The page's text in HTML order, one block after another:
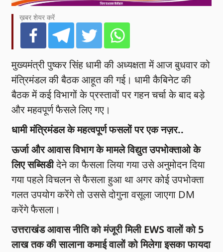
ख़बर शेयर करें
मुख्यमंत्री पुष्कर सिंह धामी की अध्यक्षता में आज बुधवार को
मंत्रिमंडल की बैठक आहूत की गई। धामी कैबिनेट की
बैठक में कई विभागों के प्रस्तावों पर गहन चर्चा के बाद बड़े
और महवपूर्ण फैसले लिए गए।
धामी मंत्रिमंडल के महत्वपूर्ण फसलों पर एक नज़र..
ऊर्जा और आवास विभाग के मामले विद्युत उपभोक्ताओ के
लिए सब्सिडीदेने का फैसला लिया गया उसे अनुमोदन दिया
गया पहले विचलन से फैसला हुआ था अगर कोई उपभोक्ता
गलत उपयोग करेंगे तो उससे दोगुना वसूला जाएगा DM
करेंगे फैसला।
उत्तराखंड आवास नीति को मंजूरी मिली EWS वालों को 5
लाख तक की सालाना कमाई वालों को मिलेगा इसका फायदा